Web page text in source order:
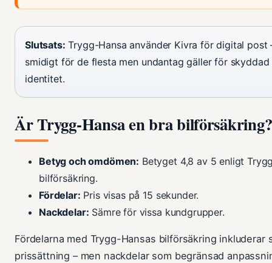
Slutsats: Trygg-Hansa använder Kivra för digital post
smidigt för de flesta men undantag gäller för skyddad
identitet.
Är Trygg-Hansa en bra bilförsäkring?
Betyg och omdömen: Betyget 4,8 av 5 enligt
bilförsäkring.
Fördelar: Pris visas på 15 sekunder.
Nackdelar: Sämre för vissa kundgrupper.
Fördelarna med Trygg-Hansas bilförsäkring inkluderar
prissättning – men nackdelar som begränsad